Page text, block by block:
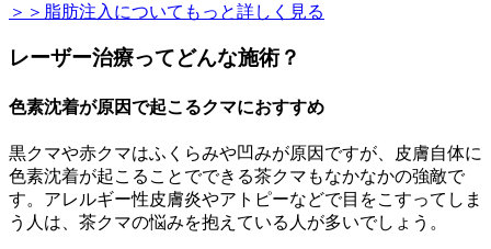
＞＞脂肪注入についてもっと詳しく見る
レーザー治療ってどんな施術？
色素沈着が原因で起こるクマにおすすめ
黒クマや赤クマはふくらみや凹みが原因ですが、皮膚自体に
色素沈着が起こることでできる茶クマもなかなかの強敵で
す。アレルギー性皮膚炎やアトピーなどで目をこすってしま
う人は、茶クマの悩みを抱えている人が多いでしょう。